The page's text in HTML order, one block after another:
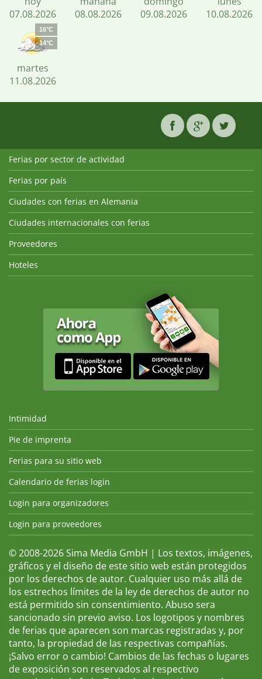
07.08.2026
08.08.2026
09.08.2026
10.08.2026
16°C
14°C
martes
11.08.2026
Ferias por sector de actividad
Ferias por país
Ciudades con ferias en Alemania
Ciudades internacionales con ferias
Proveedores
Hoteles
Intimidad
Pie de imprenta
Ferias para su sitio web
Calendario de ferias login
Login para organizadores
Login para proveedores
© 2008-2026 Sima Media GmbH | Los textos, imágenes,
gráficos y el diseño de este sitio web están protegidos
por los derechos de autor. Cualquier uso más allá de
los estrechos límites de la ley de derechos de autor no
está permitido sin consentimiento. Abuso sera
sancionado sin previo aviso. Los logotipos y nombres
de ferias que aparecen son marcas registradas y, por
tanto, la propiedad de las respectivas compañías.
¡Salvo error o cambio! Cambios de las fechas o lugares
de exposición son reservados al respectivo